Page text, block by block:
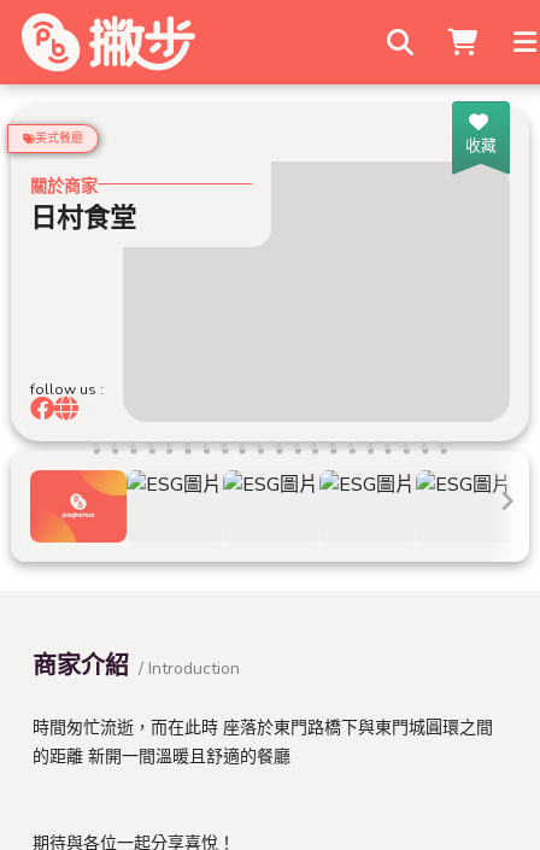
搜尋商家
收藏
美式餐廳
關於商家
日村食堂
follow us :
商家介紹 / Introduction
時間匆忙流逝，而在此時 座落於東門路橋下與東門城圓環之間
的距離 新開一間溫暖且舒適的餐廳
期待與各位一起分享喜悅！